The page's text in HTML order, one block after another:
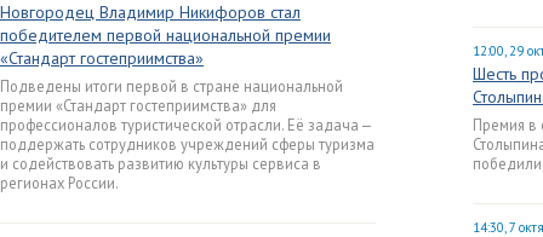
Новгородец Владимир Никифоров стал
победителем первой национальной премии
«Стандарт гостеприимства»
Подведены итоги первой в стране национальной
премии «Стандарт гостеприимства» для
профессионалов туристической отрасли. Её задача —
поддержать сотрудников учреждений сферы туризма
и содействовать развитию культуры сервиса в
регионах России.
12:00, 29
Шесть
Премия в
14:30, 7